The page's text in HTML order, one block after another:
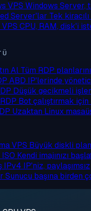
VPS Windows Server,
Server'lar Tek
CPU, RAM, disk'i
Al Tüm RDP
ABD IP'lerinde
Düşük gecikmeli
Bot çalıştırmak
Uzaktan Linux
VPS Büyük diskli
Kendi imajınızı
IPv4 IP'niz, paylaşımsız
Sunucu başına birden